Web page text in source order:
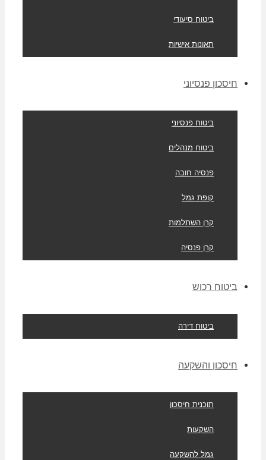
ביטוח סיעודי
תאונות אישיות
חיסכון פנסיוני
ביטוח פנסיוני
ביטוח מנהלים
פנסיה חובה
קופת גמל
קרן השתלמות
קרן פנסיה
ביטוח רכוש
ביטוח דירה
חיסכון והשקעה
תוכנית חיסכון
השקעות
גמל להשקעה